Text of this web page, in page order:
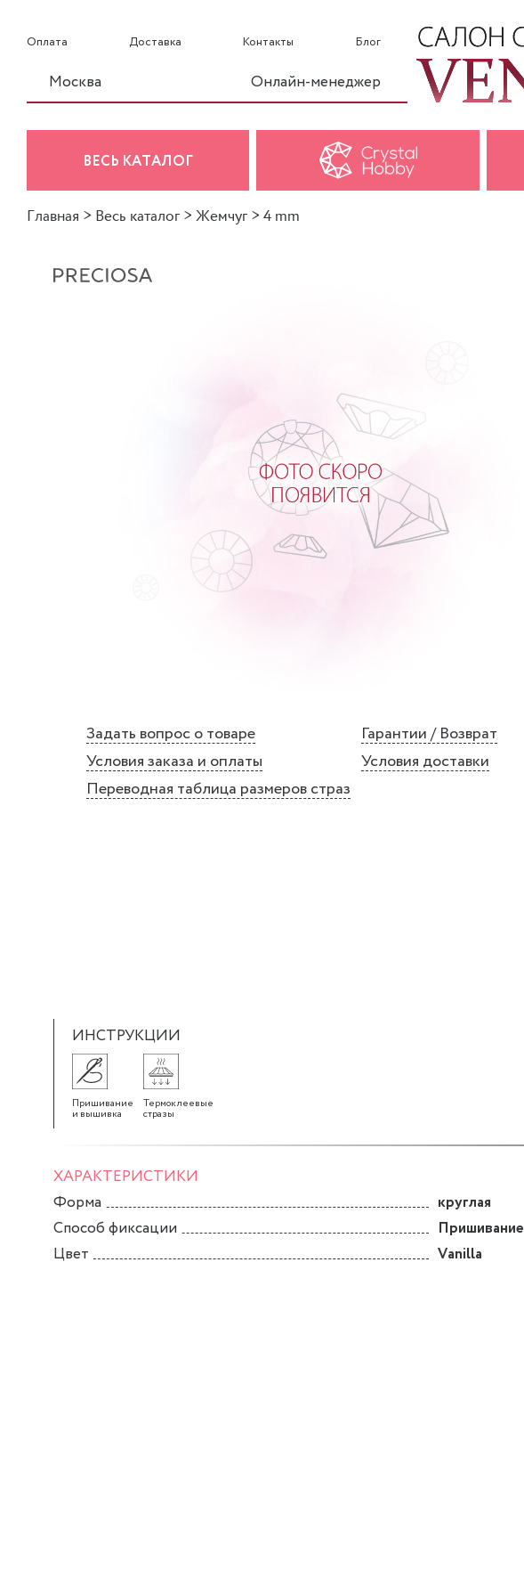
Оплата Доставка Контакты Блог
Москва Онлайн-менеджер
ВЕСЬ КАТАЛОГ
Главная > Весь каталог > Жемчуг > 4 mm
Задать вопрос о товаре
Гарантии / Возврат
Условия заказа и оплаты
Условия доставки
Переводная таблица размеров страз
ИНСТРУКЦИИ
Пришивание
и вышивка
Термоклеевые
стразы
ХАРАКТЕРИСТИКИ
Форма
круглая
Способ фиксации
Пришивание
Цвет
Vanilla